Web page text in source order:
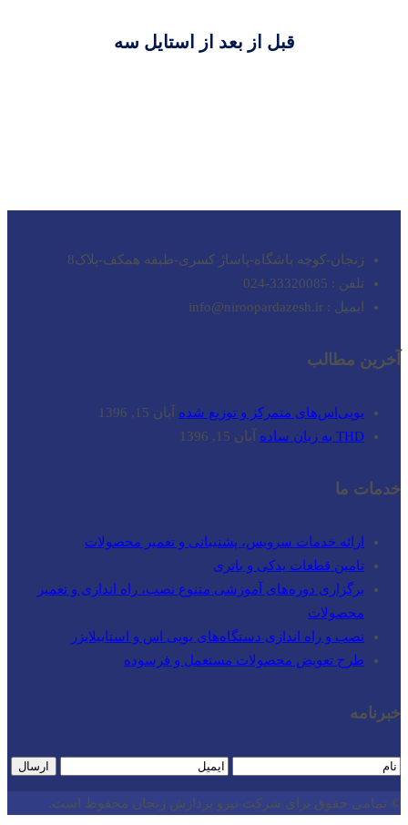
قبل از بعد از استایل سه
زنجان-کوچه باشگاه-پاساژ کسری-طبقه همکف-پلاک8
تلفن : 33320085-024
ایمیل : info@niroopardazesh.ir
آخرین مطالب
یوپی‌اس‌های متمرکز و توزیع شده
آبان 15, 1396
THD به زبان ساده
آبان 15, 1396
خدمات ما
ارائه خدمات سرویس، پشتیبانی و تعمیر محصولات
تامین قطعات یدکی و باتری
برگزاری دوره‌های آموزشی متنوع نصب، راه اندازی و تعمیر
محصولات
نصب و راه‌ اندازی دستگاه‌های یوپی اس و استابیلایزر
طرح تعویض محصولات مستعمل و فرسوده
خبرنامه
ارسال
© تمامی حقوق برای شرکت نیرو پردازش زنجان محفوظ است.